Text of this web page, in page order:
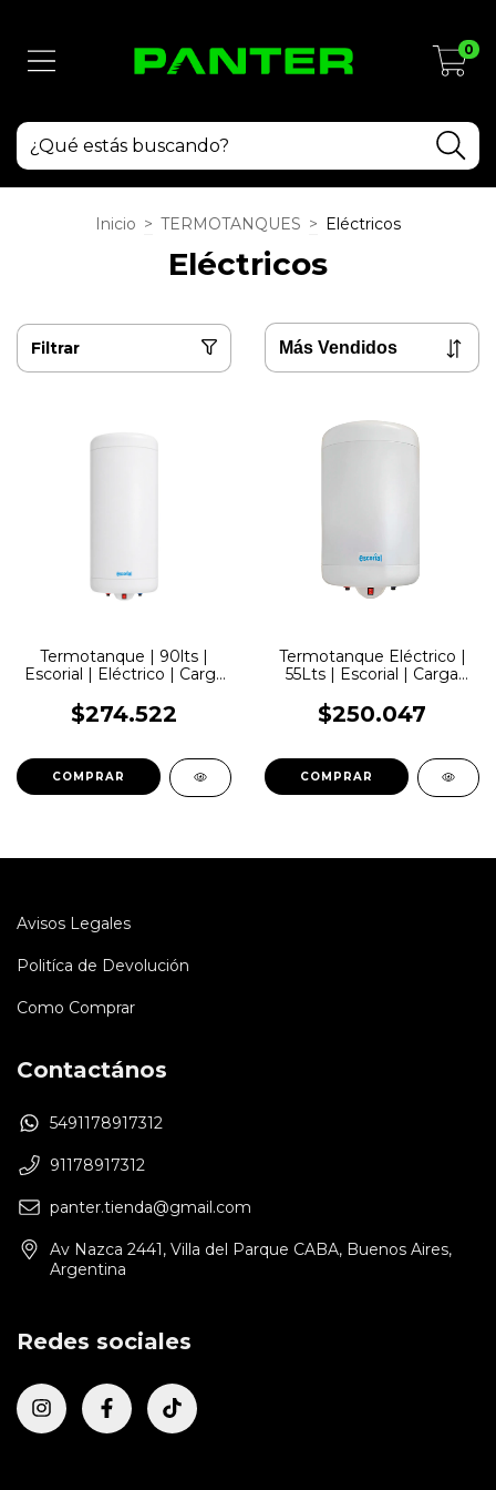
0
Inicio > TERMOTANQUES > Eléctricos
Eléctricos
Filtrar
Termotanque | 90lts |
Escorial | Eléctrico | Carga
$274.522
COMPRAR
Termotanque Eléctrico |
55Lts | Escorial | Carga
$250.047
COMPRAR
Avisos Legales
Politíca de Devolución
Como Comprar
Contactános
5491178917312
91178917312
panter.tienda@gmail.com
Av Nazca 2441, Villa del Parque CABA, Buenos Aires,
Argentina
Redes sociales